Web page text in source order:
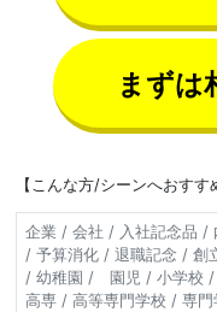
まず
【こんな方/シーンへおすす
企業 / 会社 / 入社記念品 /
/ 予算消化 / 退職記念 / 創
/ 幼稚園 / 園児 / 小学校 /
高専 / 高等専門学校 / 専